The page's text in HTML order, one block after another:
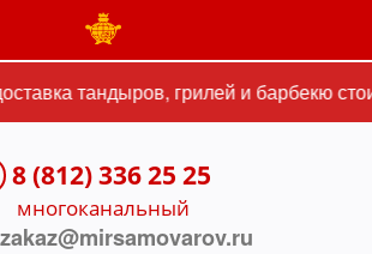
тандыров, грилей и барбекю
8 (812) 336 25 25
многоканальный